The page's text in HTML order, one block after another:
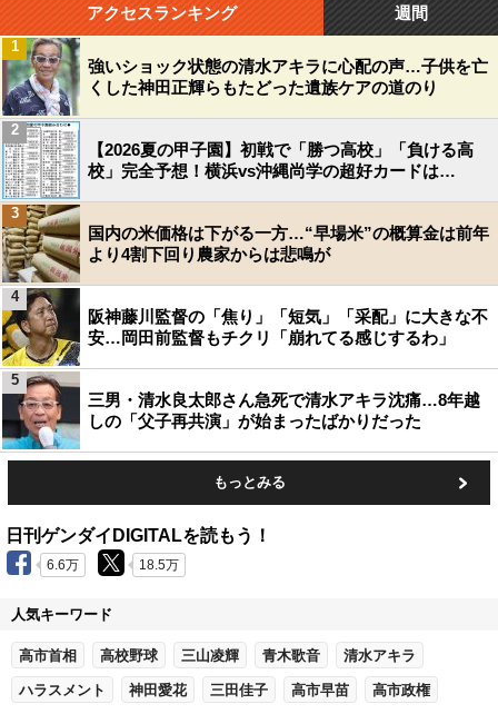
アクセスランキング 週間
強いショック状態の清水アキラに心配の声…子供を亡
くした神田正輝らもたどった遺族ケアの道のり
1
【2026夏の甲子園】初戦で「勝つ高校」「負ける高
校」完全予想！横浜vs沖縄尚学の超好カードは…
2
国内の米価格は下がる一方…“早場米”の概算金は前年
より4割下回り農家からは悲鳴が
3
阪神藤川監督の「焦り」「短気」「采配」に大きな不
安…岡田前監督もチクリ「崩れてる感じするわ」
4
三男・清水良太郎さん急死で清水アキラ沈痛…8年越
しの「父子再共演」が始まったばかりだった
5
もっとみる
日刊ゲンダイDIGITALを読もう！
6.6万 18.5万
人気キーワード
高市首相 高校野球 三山凌輝 青木歌音 清水アキラ
ハラスメント 神田愛花 三田佳子 高市早苗 高市政権